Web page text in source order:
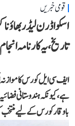
قومی خبریں
اسکواڈرن لیڈر
تاریخ، یہ کارنامہ
ایف سی ایل کورس کا
ہے، کیونکہ ہندوستانی
باوقار کورس کے لیے منتخب